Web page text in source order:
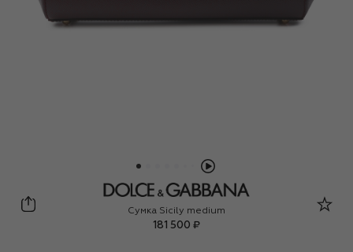
Dolce & Gabbana
Сумка Sicily medium
181 500 ₽